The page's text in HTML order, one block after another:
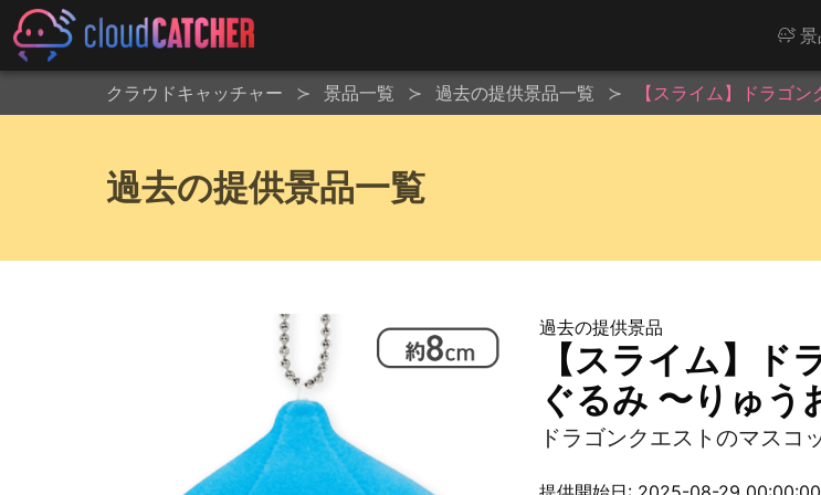
クラウドキャッチャー 景品一覧 過去の提供景品一覧 【スライム】ドラゴ
過去の提供景品一覧
過去の提供景品
【スライム】
ぐるみ 〜りゅう
ドラゴンクエストのマスコ